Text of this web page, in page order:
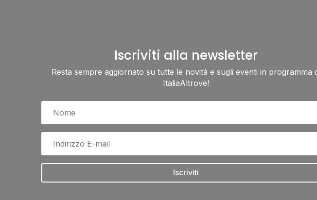
Iscriviti alla newsletter
Resta sempre aggiornato su tutte le novità e sugli eventi in programma
ItaliaAltrove!
Iscriviti